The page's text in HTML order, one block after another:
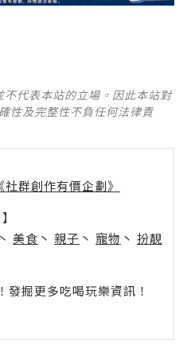
代表本站的立場。因此本站對
性及完整性不負任何法律責
社群創作有價企劃》
丶 美食 丶 親子 丶 寵物 丶 扮靚
掘更多吃喝玩樂資訊！